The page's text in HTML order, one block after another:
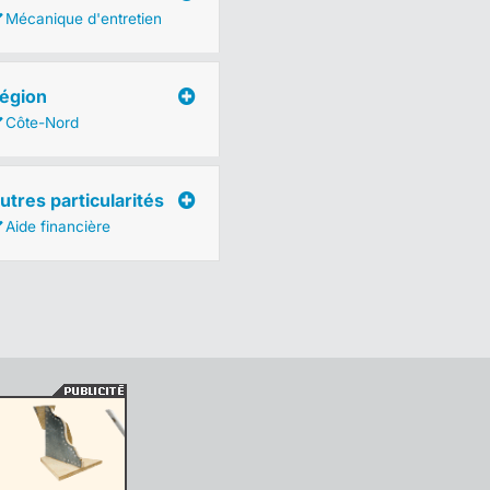
Mécanique d'entretien
Côte-Nord
particularités
Aide financière